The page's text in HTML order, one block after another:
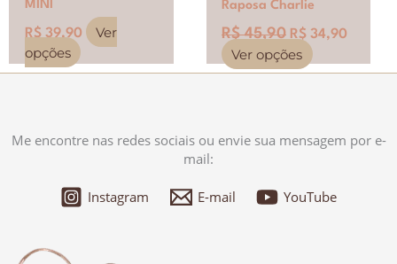
MINI
R$39,90
Ver
opções
Raposa Charlie
R$45,90 R$ 34,90
Ver opções
Me encontre nas redes sociais ou envie sua mensagem por e-
mail:
Instagram E-mail YouTube